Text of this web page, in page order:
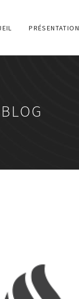
PRÉSENTATION
BLOG